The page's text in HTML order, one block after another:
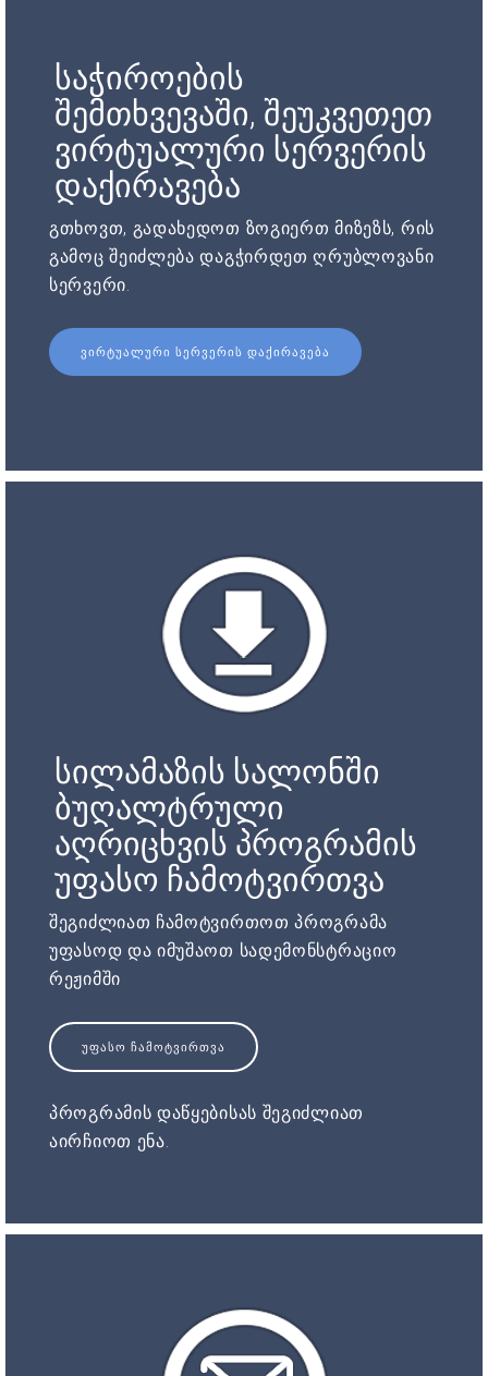
საჭიროების
შემთხვევაში, შეუკვეთეთ
ვირტუალური სერვერის
დაქირავება
გთხოვთ, გადახედოთ ზოგიერთ მიზეზს, რის
გამოც შეიძლება დაგჭირდეთ ღრუბლოვანი
სერვერი.
ᲕᲘᲠᲢᲣᲐᲚᲣᲠᲘ ᲡᲔᲠᲕᲔᲠᲘᲡ ᲓᲐᲥᲘᲠᲐᲕᲔᲑᲐ
სილამაზის სალონში
ბუღალტრული
აღრიცხვის პროგრამის
უფასო ჩამოტვირთვა
შეგიძლიათ ჩამოტვირთოთ პროგრამა
უფასოდ და იმუშაოთ სადემონსტრაციო
რეჟიმში
ᲣᲤᲐᲡᲝ ᲩᲐᲛᲝᲢᲕᲘᲠᲗᲕᲐ
პროგრამის დაწყებისას შეგიძლიათ
აირჩიოთ ენა.